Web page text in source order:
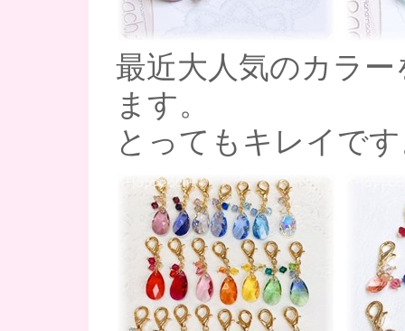
最近大人気のカラ
ます。
とってもキレイで